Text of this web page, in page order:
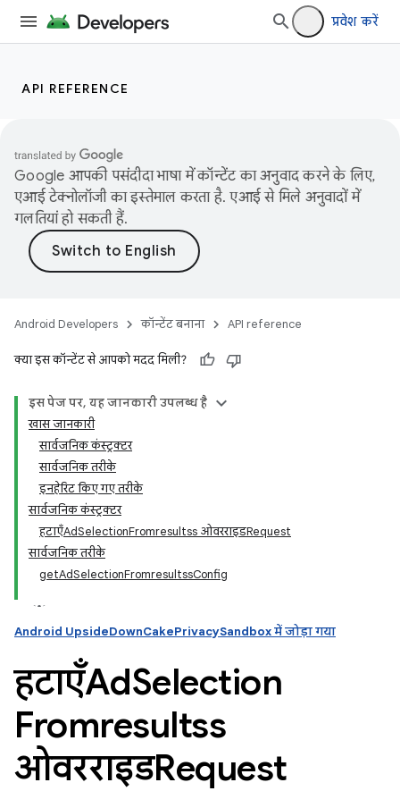
प्रवेश करें
API REFERENCE
Google आपकी पसंदीदा भाषा में कॉन्टेंट का अनुवाद करने के लिए,
एआई टेक्नोलॉजी का इस्तेमाल करता है. एआई से मिले अनुवादों में
गलतियां हो सकती हैं.
Android Developers कॉन्टेंट बनाना API reference
क्या इस कॉन्टेंट से आपको मदद मिली?
इस पेज पर, यह जानकारी उपलब्ध है
खास जानकारी
सार्वजनिक कंस्ट्रक्टर
सार्वजनिक तरीके
इनहेरिट किए गए तरीके
सार्वजनिक कंस्ट्रक्टर
हटाएँAdSelectionFromresultss ओवरराइडRequest
सार्वजनिक तरीके
getAdSelectionFromresultssConfig
Android UpsideDownCakePrivacySandbox में जोड़ा गया
हटाएँAdSelection
Fromresultss
ओवरराइडRequest